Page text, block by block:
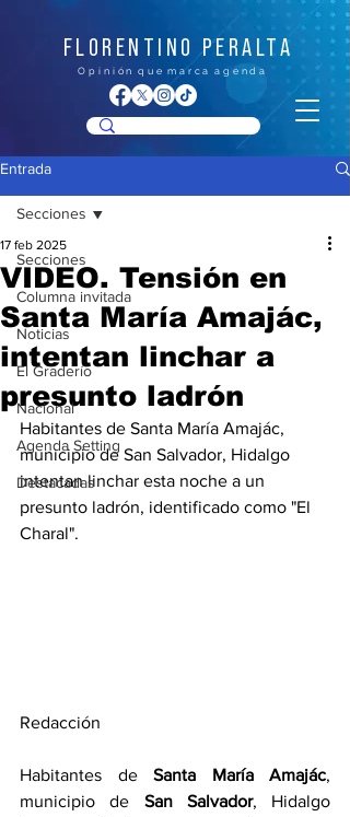
FLORENTINO PERALTA
O p i n i ó n q u e m a r c a a g e n d a
Entrada
Secciones
Columna invitada
Noticias
El Graderío
Nacional
Agenda Setting
Destacadas
Secciones
VIDEO. Tensión en
Santa María Amajác,
intentan linchar a
presunto ladrón
17 feb 2025
Habitantes de Santa María Amajác,
municipio de San Salvador, Hidalgo
intentan linchar esta noche a un
presunto ladrón, identificado como "El
Charal".
Redacción
Habitantes de Santa María Amajác,
municipio de San Salvador, Hidalgo